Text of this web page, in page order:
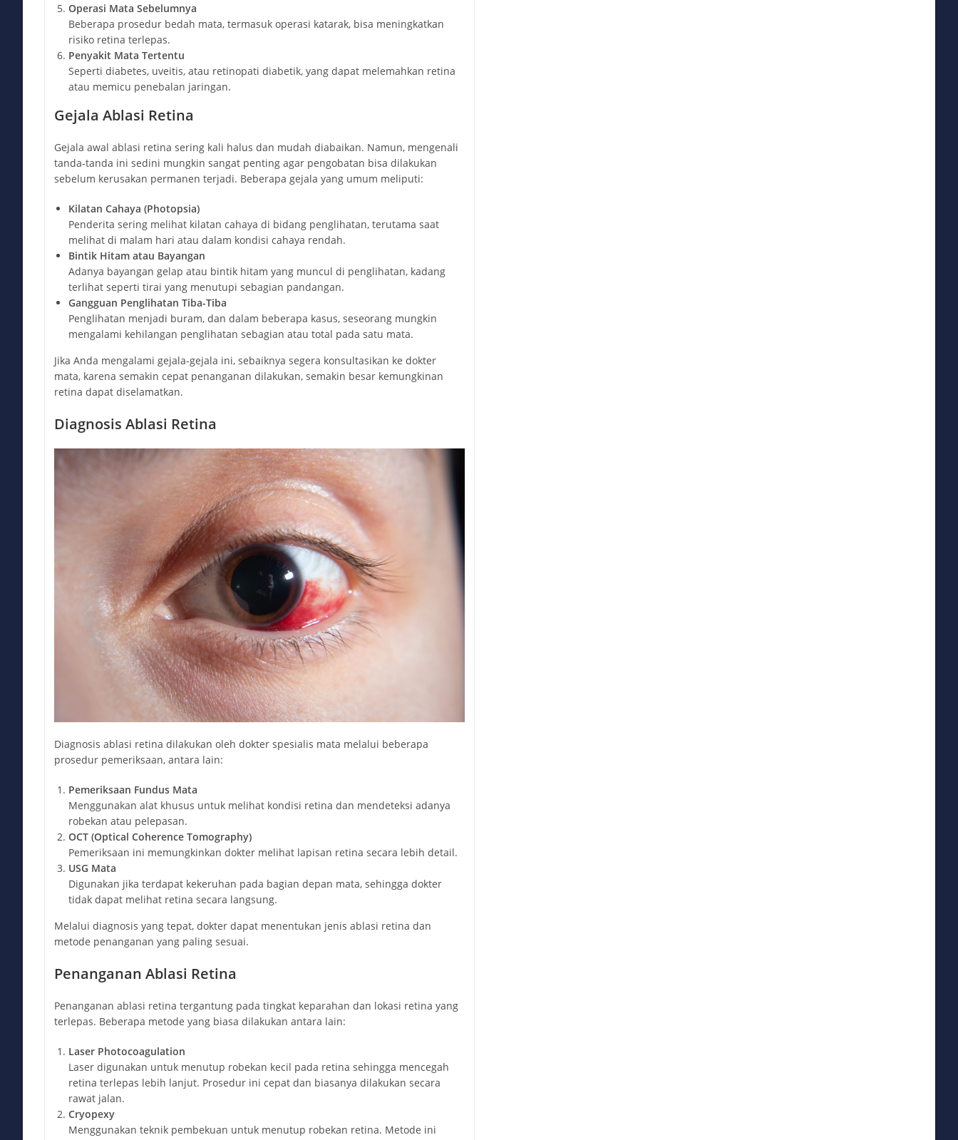
Operasi Mata Sebelumnya
Beberapa prosedur bedah mata, termasuk operasi katarak, bisa meningkatkan
risiko retina terlepas.
Penyakit Mata Tertentu
Seperti diabetes, uveitis, atau retinopati diabetik, yang dapat melemahkan retina
atau memicu penebalan jaringan.
Gejala Ablasi Retina
Gejala awal ablasi retina sering kali halus dan mudah diabaikan. Namun, mengenali
tanda-tanda ini sedini mungkin sangat penting agar pengobatan bisa dilakukan
sebelum kerusakan permanen terjadi. Beberapa gejala yang umum meliputi:
Kilatan Cahaya (Photopsia)
Penderita sering melihat kilatan cahaya di bidang penglihatan, terutama saat
melihat di malam hari atau dalam kondisi cahaya rendah.
Bintik Hitam atau Bayangan
Adanya bayangan gelap atau bintik hitam yang muncul di penglihatan, kadang
terlihat seperti tirai yang menutupi sebagian pandangan.
Gangguan Penglihatan Tiba-Tiba
Penglihatan menjadi buram, dan dalam beberapa kasus, seseorang mungkin
mengalami kehilangan penglihatan sebagian atau total pada satu mata.
Jika Anda mengalami gejala-gejala ini, sebaiknya segera konsultasikan ke dokter
mata, karena semakin cepat penanganan dilakukan, semakin besar kemungkinan
retina dapat diselamatkan.
Diagnosis Ablasi Retina
Diagnosis ablasi retina dilakukan oleh dokter spesialis mata melalui beberapa
prosedur pemeriksaan, antara lain:
Pemeriksaan Fundus Mata
Menggunakan alat khusus untuk melihat kondisi retina dan mendeteksi adanya
robekan atau pelepasan.
OCT (Optical Coherence Tomography)
Pemeriksaan ini memungkinkan dokter melihat lapisan retina secara lebih detail.
USG Mata
Digunakan jika terdapat kekeruhan pada bagian depan mata, sehingga dokter
tidak dapat melihat retina secara langsung.
Melalui diagnosis yang tepat, dokter dapat menentukan jenis ablasi retina dan
metode penanganan yang paling sesuai.
Penanganan Ablasi Retina
Penanganan ablasi retina tergantung pada tingkat keparahan dan lokasi retina yang
terlepas. Beberapa metode yang biasa dilakukan antara lain:
Laser Photocoagulation
Laser digunakan untuk menutup robekan kecil pada retina sehingga mencegah
retina terlepas lebih lanjut. Prosedur ini cepat dan biasanya dilakukan secara
rawat jalan.
Cryopexy
Menggunakan teknik pembekuan untuk menutup robekan retina. Metode ini